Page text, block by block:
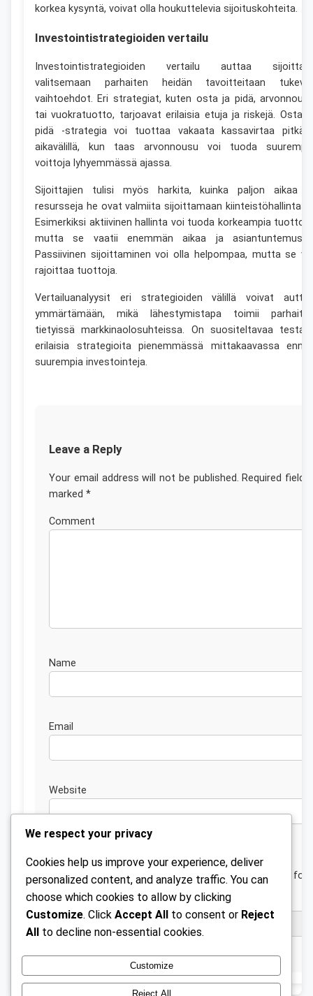
korkea kysyntä, voivat olla houkuttelevia sijoituskohteita.
Investointistrategioiden vertailu
Investointistrategioiden vertailu auttaa
valitsemaan parhaiten heidän tavoitteitaan
vaihtoehdot. Eri strategiat, kuten osta ja pidä,
tai vuokratuotto, tarjoavat erilaisia etuja ja riskejä. Osta
pidä -strategia voi tuottaa vakaata kassavirtaa
aikavälillä, kun taas arvonnousu voi tuoda
voittoja lyhyemmässä ajassa.
Sijoittajien tulisi myös harkita, kuinka paljon aikaa
resursseja he ovat valmiita sijoittamaan
Esimerkiksi aktiivinen hallinta voi tuoda korkeampia
mutta se vaatii enemmän aikaa ja
Passiivinen sijoittaminen voi olla helpompaa, mutta se
rajoittaa tuottoja.
Vertailuanalyysit eri strategioiden välillä voivat
ymmärtämään, mikä lähestymistapa toimii
tietyissä markkinaolosuhteissa. On suositeltavaa
erilaisia strategioita pienemmässä mittakaavassa
suurempia investointeja.
Leave a Reply
Your email address will not be published. Required fields
marked *
Website
Save my name, email, and website in this browser for
next time I comment.
We respect your privacy
Cookies help us improve your experience, deliver
personalized content, and analyze traffic. You can
choose which cookies to allow by clicking
Customize. Click Accept All to consent or Reject
All to decline non-essential cookies.
Customize
Reject All